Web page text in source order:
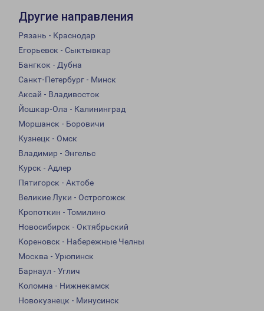
Другие направления
Рязань - Краснодар
Егорьевск - Сыктывкар
Бангкок - Дубна
Санкт-Петербург - Минск
Аксай - Владивосток
Йошкар-Ола - Калининград
Моршанск - Боровичи
Кузнецк - Омск
Владимир - Энгельс
Курск - Адлер
Пятигорск - Актобе
Великие Луки - Острогожск
Кропоткин - Томилино
Новосибирск - Октябрьский
Кореновск - Набережные Челны
Москва - Урюпинск
Барнаул - Углич
Коломна - Нижнекамск
Новокузнецк - Минусинск